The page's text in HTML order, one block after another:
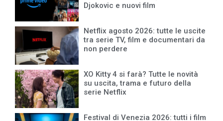
Djokovic e nuovi film
Netflix agosto 2026: tutte le uscite
tra serie TV, film e documentari da
non perdere
XO Kitty 4 si farà? Tutte le novità
su uscita, trama e futuro della
serie Netflix
Festival di Venezia 2026: tutti i film